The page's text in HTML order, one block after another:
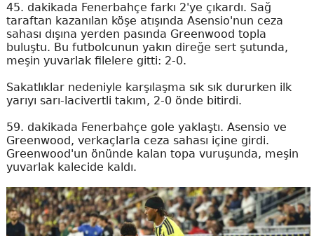
45. dakikada Fenerbahçe farkı 2'ye çıkardı. Sağ
taraftan kazanılan köşe atışında Asensio'nun ceza
sahası dışına yerden pasında Greenwood topla
buluştu. Bu futbolcunun yakın direğe sert şutunda,
meşin yuvarlak filelere gitti: 2-0.
Sakatlıklar nedeniyle karşılaşma sık sık dururken ilk
yarıyı sarı-lacivertli takım, 2-0 önde bitirdi.
59. dakikada Fenerbahçe gole yaklaştı. Asensio ve
Greenwood, verkaçlarla ceza sahası içine girdi.
Greenwood'un önünde kalan topa vuruşunda, meşin
yuvarlak kalecide kaldı.